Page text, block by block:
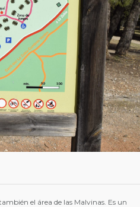
el área de las Malvinas. Es un